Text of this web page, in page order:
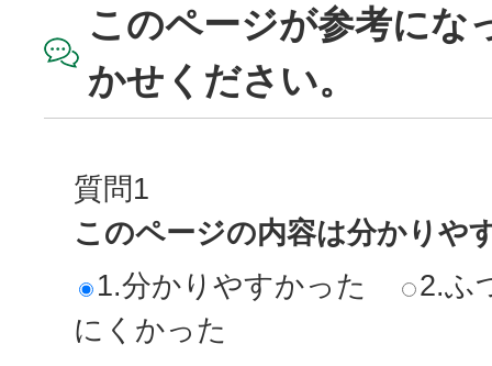
このページが参考にな
かせください。
質問1
このページの内容は分かりや
1.分かりやすかった
2.ふ
にくかった